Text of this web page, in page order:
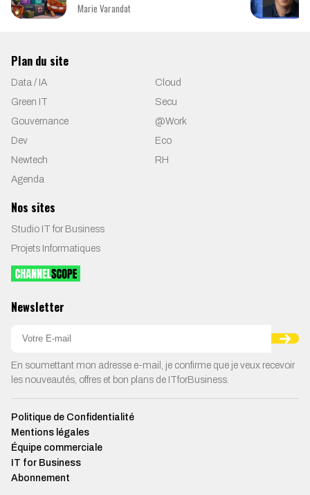
Marie Varandat
Plan du site
Data / IA
Cloud
Green IT
Secu
Gouvernance
@Work
Dev
Eco
Newtech
RH
Agenda
Nos sites
Studio IT for Business
Projets Informatiques
Newsletter
En soumettant mon adresse e-mail, je confirme que je veux recevoir
les nouveautés, offres et bon plans de ITforBusiness.
Politique de Confidentialité
Mentions légales
Équipe commerciale
IT for Business
Abonnement